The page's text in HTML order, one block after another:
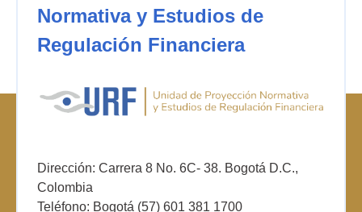
Normativa y Estudios de
Regulación Financiera
Dirección: Carrera 8 No. 6C- 38. Bogotá D.C.,
Colombia
Teléfono: Bogotá (57) 601 381 1700